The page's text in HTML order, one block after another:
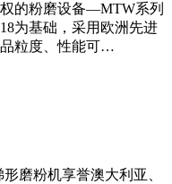
的粉磨设备—MTW系列
为基础，采用欧洲先进
粒度、性能可…
磨粉机享誉澳大利亚、